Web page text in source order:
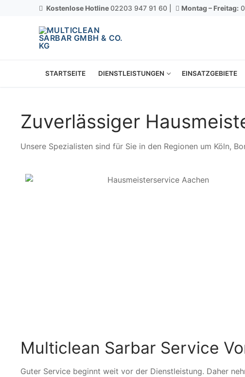
Kostenlose Hotline02203 947 91 60 | Montag – Freitag:
STARTSEITE DIENSTLEISTUNGEN EINSATZGEBIETE
Zuverlässiger
Unsere Spezialisten sind für Sie in den Regionen um Köln,
Multiclean Sarbar Service
Guter Service beginnt weit vor der Dienstleistung. Daher